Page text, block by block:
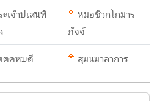
เจ้าปเสนทิ
หมอชีวกโกมาร
ภัจจ์
ตคหบดี สุมนมาลาการ